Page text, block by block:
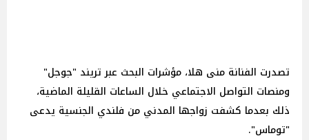
تصدرت الفنانة منى هلا، مؤشرات البحث عبر تريند "جوجل"
ومنصات التواصل الاجتماعي خلال الساعات القليلة الماضية،
ذلك بعدما كشفت زواجها المدني من فلندي الجنسية يدعى
"توماس".